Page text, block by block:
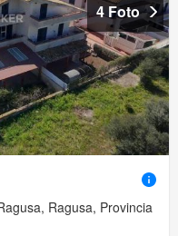
4 Foto
Ragusa, Provincia